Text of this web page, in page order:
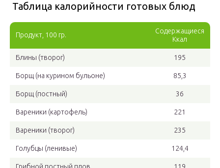
Таблица калорийности готовых блюд
Продукт, 100 гр.
Содержащиеся
Ккал
Блины (творог) 195
Борщ (на курином бульоне) 85,3
Борщ (постный) 36
Вареники (картофель) 221
Вареники (творог) 235
Голубцы (ленивые) 124,4